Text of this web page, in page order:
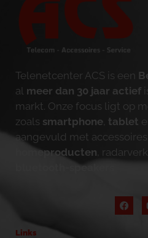
Telenetcenter ACS is een
al meer dan 30 jaar actief
markt. Onze focus ligt op
zoals smartphone tablet
aangevuld met accessoires,
homeproducten ,
bluetooth-speakers
Links